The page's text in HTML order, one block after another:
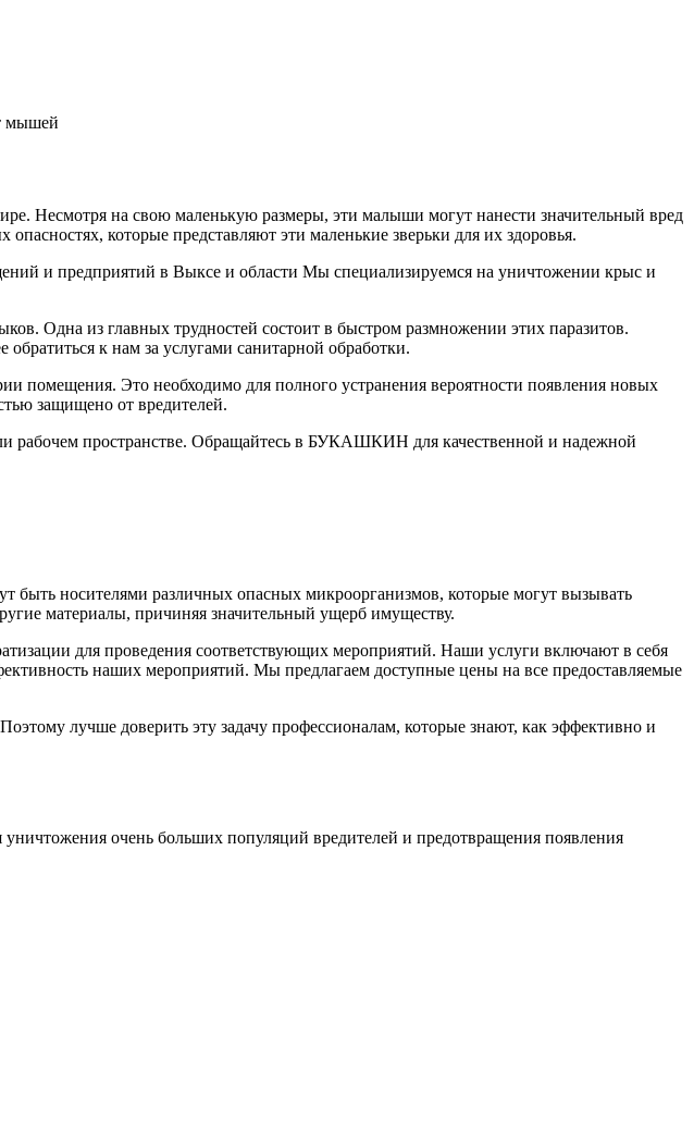
Несмотря на свою маленькую размеры, эти малыши могут нанести значительный вред
которые представляют эти маленькие зверьки для их здоровья.
и предприятий в Выксе и области Мы специализируемся на уничтожении крыс и
Одна из главных трудностей состоит в быстром размножении этих паразитов.
к нам за услугами санитарной обработки.
помещения. Это необходимо для полного устранения вероятности появления новых
защищено от вредителей.
рабочем пространстве. Обращайтесь в БУКАШКИН для качественной и надежной
носителями различных опасных микроорганизмов, которые могут вызывать
материалы, причиняя значительный ущерб имуществу.
для проведения соответствующих мероприятий. Наши услуги включают в себя
наших мероприятий. Мы предлагаем доступные цены на все предоставляемые
лучше доверить эту задачу профессионалам, которые знают, как эффективно и
уничтожения очень больших популяций вредителей и предотвращения появления